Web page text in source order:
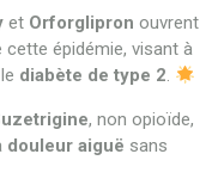
et Orforglipron ouvrent
cette épidémie, visant à
diabète de type 2.
, non opioïde,
douleur aiguë sans